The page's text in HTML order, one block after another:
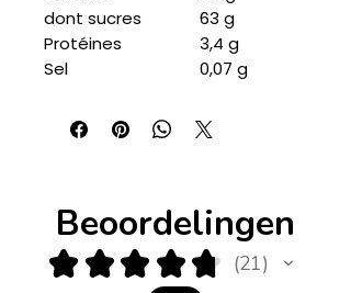
dont sucres
63 g
Protéines
3,4 g
Sel
0,07 g
Beoordelingen
★ ★ ★ ★ ★ 21
21